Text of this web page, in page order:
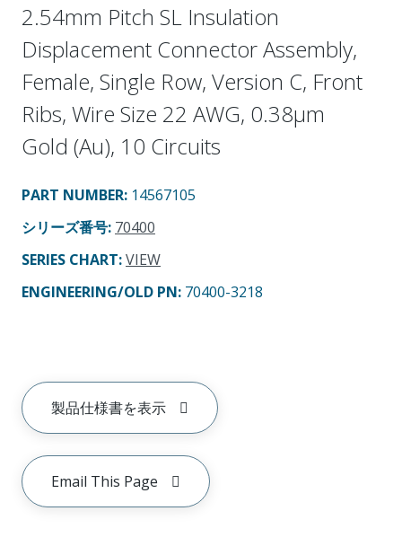
2.54mm Pitch SL Insulation
Displacement Connector Assembly,
Female, Single Row, Version C, Front
Ribs, Wire Size 22 AWG, 0.38µm
Gold (Au), 10 Circuits
PART NUMBER: 14567105
シリーズ番号: 70400
SERIES CHART:VIEW
ENGINEERING/OLD PN: 70400-3218
製品仕様書を表示
Email This Page